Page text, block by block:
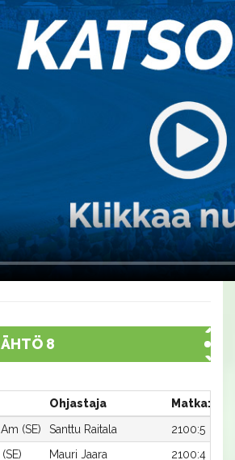
8
Ohjastaja
(SE) Santtu Raitala
2100:5
Mauri Jaara
2100:4